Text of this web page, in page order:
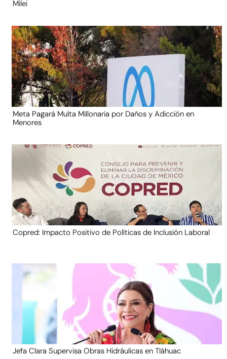
Milei
Meta Pagará Multa Millonaria por Daños y Adicción en
Menores
Copred: Impacto Positivo de Políticas de Inclusión Laboral
Jefa Clara Supervisa Obras Hidráulicas en Tláhuac